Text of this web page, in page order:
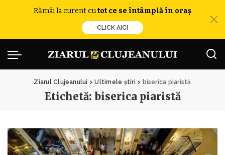
Rămâi la curent cutot ce se întâmplă în oraș
CLICK AICI
Ziarul Clujeanului >Ultimele știri > biserica piaristă
Etichetă: biserica piaristă